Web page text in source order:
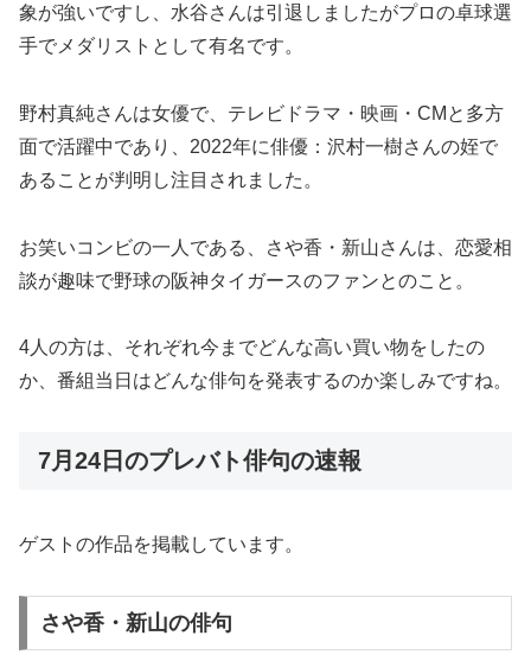
象が強いですし、水谷さんは引退しましたがプロの卓球選
手でメダリストとして有名です。
野村真純さんは女優で、テレビドラマ・映画・CMと多方
面で活躍中であり、2022年に俳優：沢村一樹さんの姪で
あることが判明し注目されました。
お笑いコンビの一人である、さや香・新山さんは、恋愛相
談が趣味で野球の阪神タイガースのファンとのこと。
4人の方は、それぞれ今までどんな高い買い物をしたの
か、番組当日はどんな俳句を発表するのか楽しみですね。
7月24日のプレバト俳句の速報
ゲストの作品を掲載しています。
さや香・新山の俳句